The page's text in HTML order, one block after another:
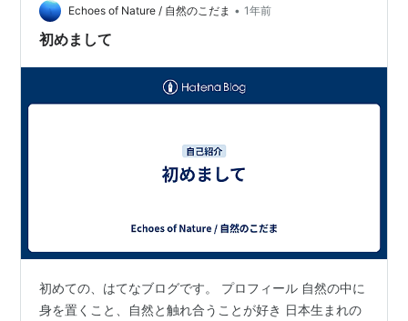
Echoes of Nature / 自然のこだま • 1年前
初めまして
初めての、はてなブログです。 プロフィール 自然の中に
身を置くこと、自然と触れ合うことが好き 日本生まれの